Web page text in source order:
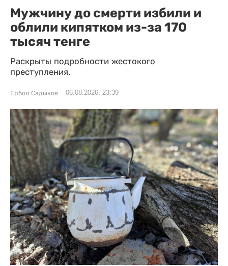
Мужчину до смерти избили и
облили кипятком из-за 170
тысяч тенге
Раскрыты подробности жестокого
преступления.
Ербол Садыков 06.08.2026, 23:39